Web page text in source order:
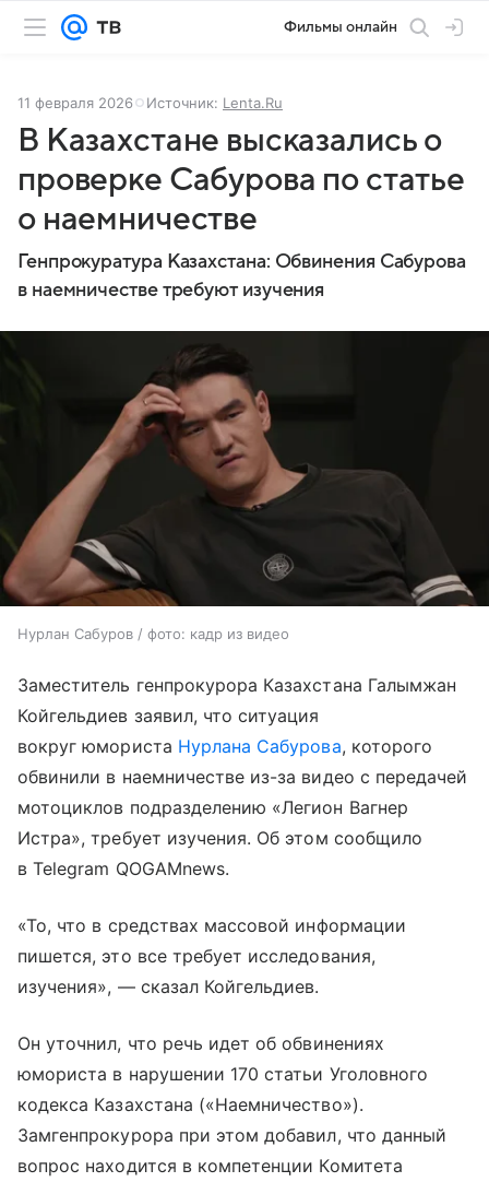
Фильмы онлайн
11 февраля 2026 Источник: Lenta.Ru
В Казахстане высказались о
проверке Сабурова по статье
о наемничестве
Генпрокуратура Казахстана: Обвинения Сабурова
в наемничестве требуют изучения
Нурлан Сабуров / фото: кадр из видео
Заместитель генпрокурора Казахстана Галымжан
Койгельдиев заявил, что ситуация
вокруг юмориста Нурлана Сабурова, которого
обвинили в наемничестве из-за видео с передачей
мотоциклов подразделению «Легион Вагнер
Истра», требует изучения. Об этом сообщило
в Telegram QOGAMnews.
«То, что в средствах массовой информации
пишется, это все требует исследования,
изучения», — сказал Койгельдиев.
Он уточнил, что речь идет об обвинениях
юмориста в нарушении 170 статьи Уголовного
кодекса Казахстана («Наемничество»).
Замгенпрокурора при этом добавил, что данный
вопрос находится в компетенции Комитета